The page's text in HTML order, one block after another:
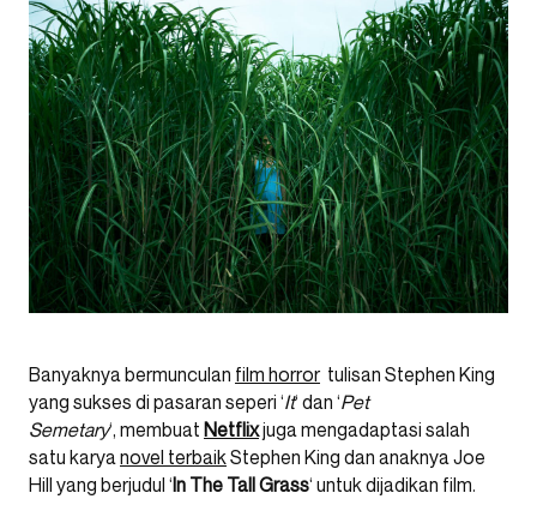
Banyaknya bermunculan film horror tulisan Stephen King
yang sukses di pasaran seperi ‘It‘ dan ‘Pet
Semetary‘, membuat Netflixjuga mengadaptasi salah
satu karya novel terbaik Stephen King dan anaknya Joe
Hill yang berjudul ‘In The Tall Grass‘ untuk dijadikan film.